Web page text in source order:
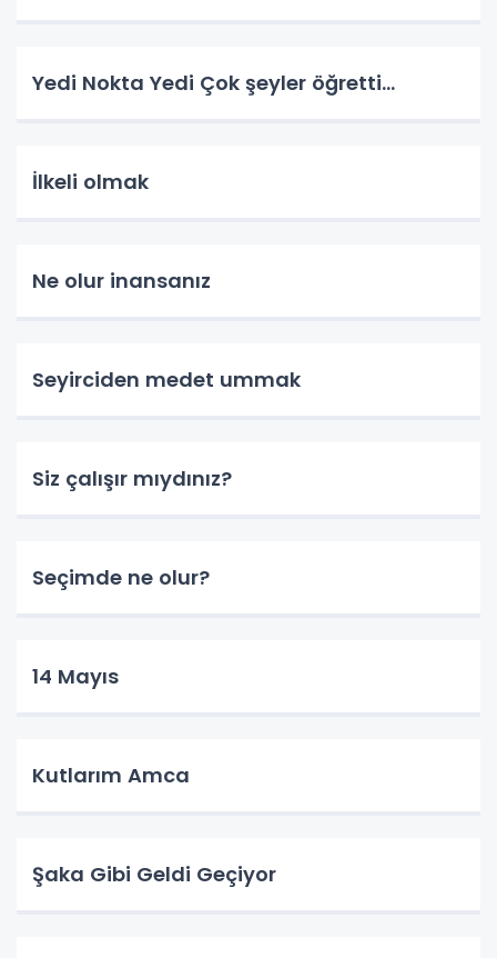
Yedi Nokta Yedi Çok şeyler öğretti…
İlkeli olmak
Ne olur inansanız
Seyirciden medet ummak
Siz çalışır mıydınız?
Seçimde ne olur?
14 Mayıs
Kutlarım Amca
Şaka Gibi Geldi Geçiyor